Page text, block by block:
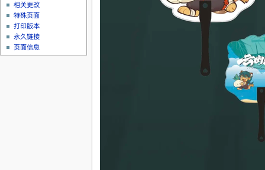
相关更改
特殊页面
打印版本
永久链接
页面信息